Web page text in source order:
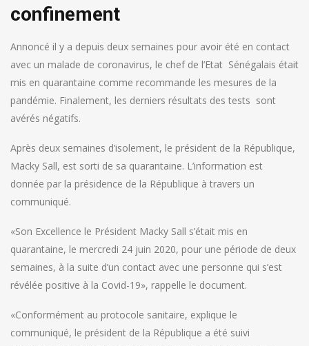
confinement
Annoncé il y a depuis deux semaines pour avoir été en contact
avec un malade de coronavirus, le chef de l’Etat Sénégalais était
mis en quarantaine comme recommande les mesures de la
pandémie. Finalement, les derniers résultats des tests sont
avérés négatifs.
Après deux semaines d’isolement, le président de la République,
Macky Sall, est sorti de sa quarantaine. L’information est
donnée par la présidence de la République à travers un
communiqué.
«Son Excellence le Président Macky Sall s’était mis en
quarantaine, le mercredi 24 juin 2020, pour une période de deux
semaines, à la suite d’un contact avec une personne qui s’est
révélée positive à la Covid-19», rappelle le document.
«Conformément au protocole sanitaire, explique le
communiqué, le président de la République a été suivi